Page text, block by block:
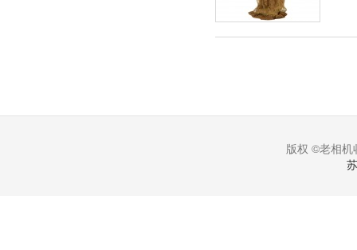
版权 ©老相